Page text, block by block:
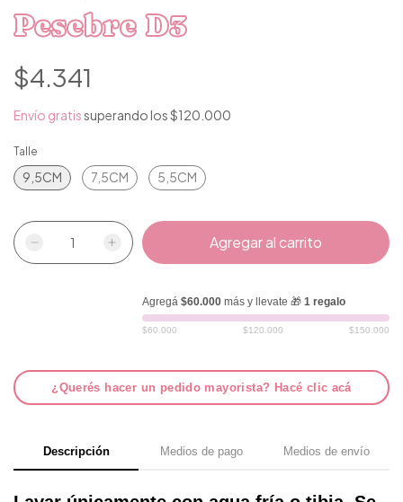
Pesebre D3
$4.341
Envío gratissuperando los$120.000
Talle
9,5CM 7,5CM 5,5CM
Agregá $60.000más y llevate 🎁 1 regalo
$60.000 $120.000 $150.000
¿Querés hacer un pedido mayorista? Hacé clic acá
Descripción Medios de pago Medios de envío